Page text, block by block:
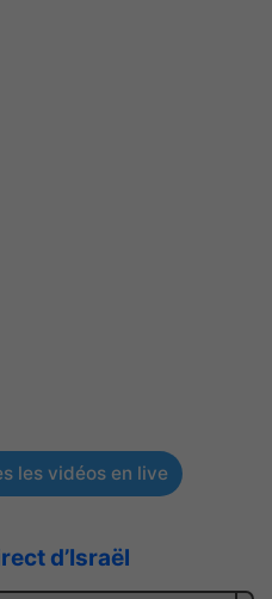
les vidéos en live
d’Israël